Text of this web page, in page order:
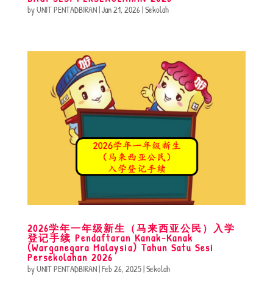
byUNIT PENTADBIRAN|Jan 21, 2026 |Sekolah
2026学年一年级新生（马来西亚公民）入学
登记手续 Pendaftaran Kanak-Kanak
(Warganegara Malaysia) Tahun Satu Sesi
Persekolahan 2026
byUNIT PENTADBIRAN|Feb 26, 2025|Sekolah